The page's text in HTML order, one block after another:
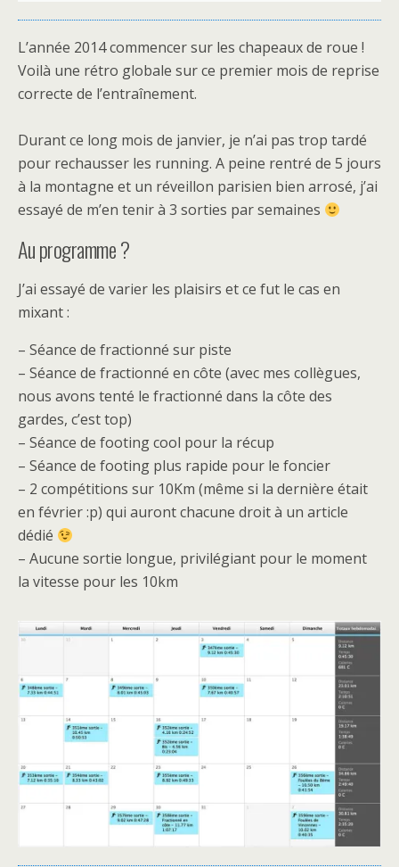
L’année 2014 commencer sur les chapeaux de roue !
Voilà une rétro globale sur ce premier mois de reprise
correcte de l’entraînement.
Durant ce long mois de janvier, je n’ai pas trop tardé
pour rechausser les running. A peine rentré de 5 jours
à la montagne et un réveillon parisien bien arrosé, j’ai
essayé de m’en tenir à 3 sorties par semaines
Au programme ?
J’ai essayé de varier les plaisirs et ce fut le cas en
mixant :
– Séance de fractionné sur piste
– Séance de fractionné en côte (avec mes collègues,
nous avons tenté le fractionné dans la côte des
gardes, c’est top)
– Séance de footing cool pour la récup
– Séance de footing plus rapide pour le foncier
– 2 compétitions sur 10Km (même si la dernière était
en février :p) qui auront chacune droit à un article
dédié
– Aucune sortie longue, privilégiant pour le moment
la vitesse pour les 10km